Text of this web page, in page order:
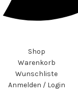
Shop
Warenkorb
Wunschliste
Anmelden / Login